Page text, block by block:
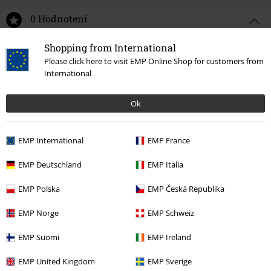
Shopping from International
Please click here to visit EMP Online Shop for customers from
International
Ok
EMP International EMP France
EMP Deutschland EMP Italia
EMP Polska EMP Česká Republika
EMP Norge EMP Schweiz
EMP Suomi EMP Ireland
EMP United Kingdom EMP Sverige
0 Hodnotení
Podeľte sa o váš názor "Jack".
Napísať hodnotenie